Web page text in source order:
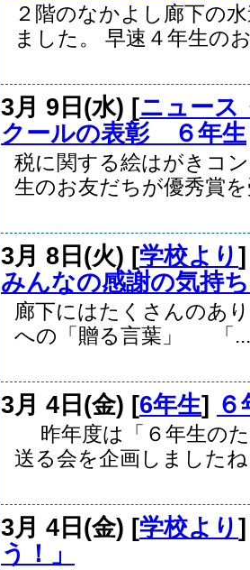
２階のなかよし廊下の
ました。 早速４年生の
3月 9日(水) [ニュース
クールの表彰 ６年生
税に関する絵はがきコ
生のお友だちが優秀賞
3月 8日(火) [学校より
みんなの感謝の気持
廊下にはたくさんのあ
への「贈る言葉」 「...
3月 4日(金) [6年生]
昨年度は「６年生のた
送る会を企画しました
3月 4日(金) [学校より
う！」